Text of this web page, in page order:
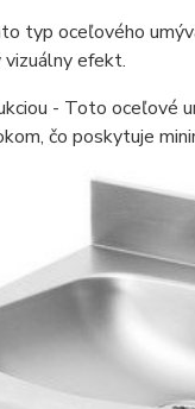
typ oceľového
efekt.
- Toto oceľové
čo poskytuje